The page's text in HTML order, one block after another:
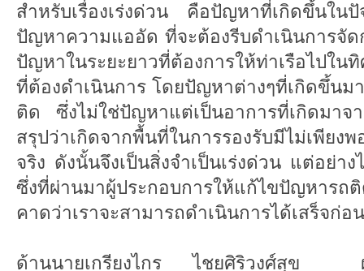
สำหรับเรื่องเร่งด่วน คือปัญหาที่เกิดขึ้นใ
ปัญหาความแออัด ที่จะต้องรีบดำเนินการจั
ปัญหาในระยะยาวที่ต้องการให้ท่าเรือไปใ
ที่ต้องดำเนินการ โดยปัญหาต่างๆที่เกิดขึ้นม
ติด ซึ่งไม่ใช่ปัญหาแต่เป็นอาการที่เกิดมา
สรุปว่าเกิดจากพื้นที่ในการรองรับมีไม่เพีย
จริง ดังนั้นจึงเป็นสิ่งจำเป็นเร่งด่วน แต่อย่าง
ซึ่งที่ผ่านมาผู้ประกอบการให้แก้ไขปัญหารถติ
คาดว่าเราจะสามารถดำเนินการได้เสร็จก่
ด้านนายเกรียงไกร ไชยศิริวงศ์สุข ผู้อ